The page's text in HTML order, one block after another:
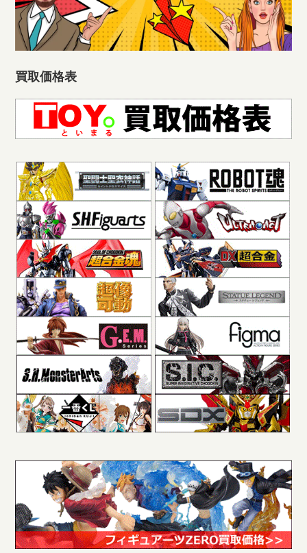
買取価格表